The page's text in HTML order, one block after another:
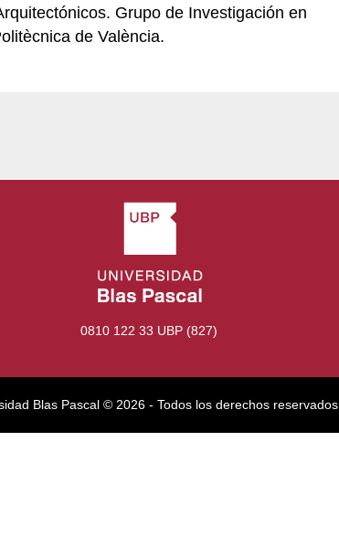
Grupo de Investigación en
de València.
0810 122 33 UBP (827)
Blas Pascal ©️ 2026 - Todos los derechos reservados